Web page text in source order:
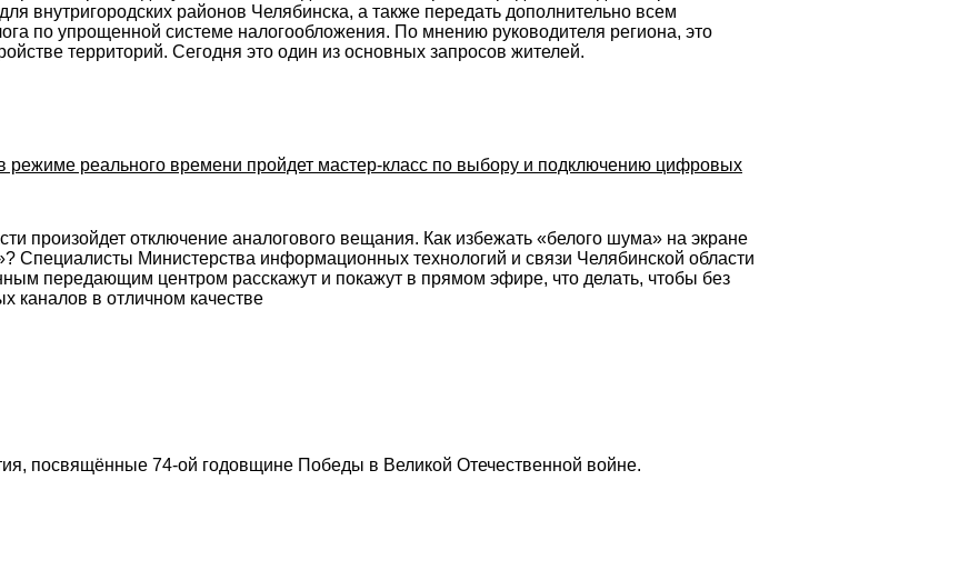
внутригородских районов Челябинска, а также передать дополнительно всем
по упрощенной системе налогообложения. По мнению руководителя региона, это
территорий. Сегодня это один из основных запросов жителей.
режиме реального времени пройдет мастер-класс по выбору и подключению цифровых
произойдет отключение аналогового вещания. Как избежать «белого шума» на экране
Специалисты Министерства информационных технологий и связи Челябинской области
передающим центром расскажут и покажут в прямом эфире, что делать, чтобы без
каналов в отличном качестве
посвящённые 74-ой годовщине Победы в Великой Отечественной войне.